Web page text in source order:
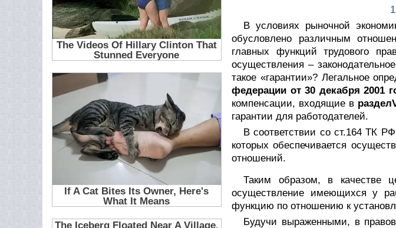
В условиях рыночной
обусловлено различным
главных функций трудового
осуществления –
такое «гарантии»? Легальное
федерации от 30 декабря 2001
компенсации, входящие в
гарантии для работодателей.
В соответствии со ст.164 ТК
которых обеспечивается
отношений.
Таким образом, в качестве
осуществление имеющихся у
функцию по отношению к
Будучи выраженными, в